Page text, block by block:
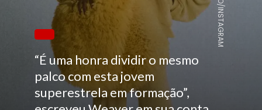
“É uma honra dividir o mesmo
palco com esta jovem
superestrela em formação”,